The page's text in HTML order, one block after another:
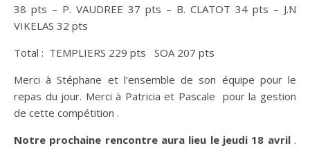
38 pts – P. VAUDREE 37 pts – B. CLATOT 34 pts – J.N
VIKELAS 32 pts
Total : TEMPLIERS 229 pts SOA 207 pts
Merci à Stéphane et l’ensemble de son équipe pour le
repas du jour. Merci à Patricia et Pascale pour la gestion
de cette compétition .
Notre prochaine rencontre aura lieu le jeudi 18 avril.